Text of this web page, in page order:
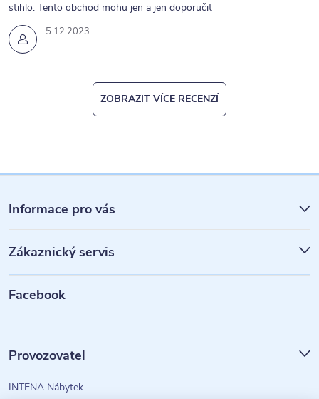
5.12.2023
stihlo. Tento obchod mohu jen a jen doporučit
ZOBRAZIT VÍCE RECENZÍ
á
p
a
Informace pro vás
Zákaznický servis
Facebook
Provozovatel
INTENA Nábytek